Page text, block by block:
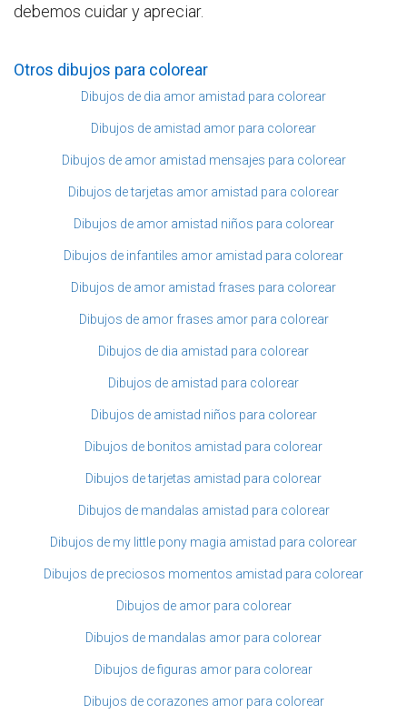
debemos cuidar y apreciar.
Otros dibujos para colorear
Dibujos de dia amor amistad para colorear
Dibujos de amistad amor para colorear
Dibujos de amor amistad mensajes para colorear
Dibujos de tarjetas amor amistad para colorear
Dibujos de amor amistad niños para colorear
Dibujos de infantiles amor amistad para colorear
Dibujos de amor amistad frases para colorear
Dibujos de amor frases amor para colorear
Dibujos de dia amistad para colorear
Dibujos de amistad para colorear
Dibujos de amistad niños para colorear
Dibujos de bonitos amistad para colorear
Dibujos de tarjetas amistad para colorear
Dibujos de mandalas amistad para colorear
Dibujos de my little pony magia amistad para colorear
Dibujos de preciosos momentos amistad para colorear
Dibujos de amor para colorear
Dibujos de mandalas amor para colorear
Dibujos de figuras amor para colorear
Dibujos de corazones amor para colorear